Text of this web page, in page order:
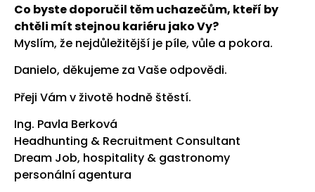
Co byste doporučil těm uchazečům, kteří by
chtěli mít stejnou kariéru jako Vy?
Myslím, že nejdůležitější je píle, vůle a pokora.
Danielo, děkujeme za Vaše odpovědi.
Přeji Vám v životě hodně štěstí.
Ing. Pavla Berková
Headhunting & Recruitment Consultant
Dream Job, hospitality & gastronomy
personální agentura